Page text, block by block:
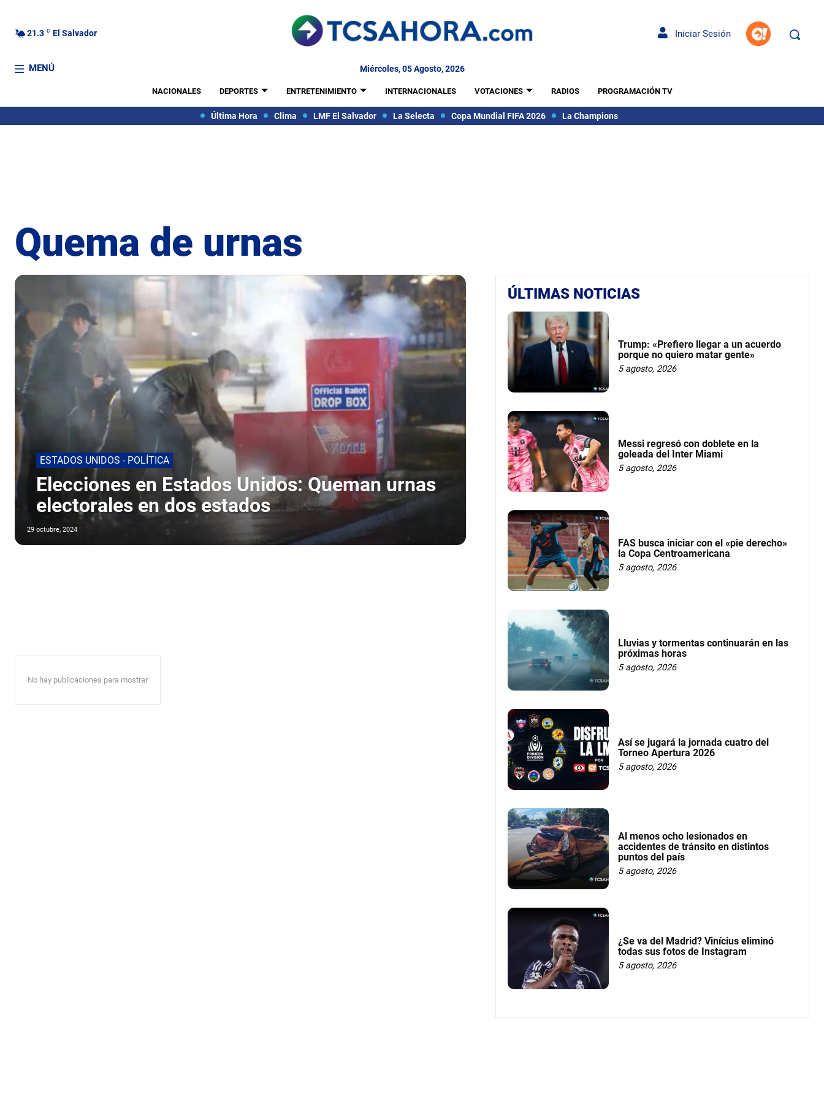
21.3 C El Salvador Iniciar Sesión
MENÚ Miércoles, 05 Agosto, 2026
NACIONALES DEPORTES ENTRETENIMIENTO INTERNACIONALES VOTACIONES RADIOS PROGRAMACIÓN TV
Última Hora Clima LMF El Salvador La Selecta Copa Mundial FIFA 2026 La Champions
Quema de urnas
ESTADOS UNIDOS - POLÍTICA
Elecciones en Estados Unidos: Queman urnas
electorales en dos estados
29 octubre, 2024
No hay publicaciones para mostrar
ÚLTIMAS NOTICIAS
Trump: «Prefiero llegar a un acuerdo
porque no quiero matar gente»
5 agosto, 2026
Messi regresó con doblete en la
goleada del Inter Miami
5 agosto, 2026
FAS busca iniciar con el «pie derecho»
la Copa Centroamericana
5 agosto, 2026
Lluvias y tormentas continuarán en las
próximas horas
5 agosto, 2026
Así se jugará la jornada cuatro del
Torneo Apertura 2026
5 agosto, 2026
Al menos ocho lesionados en
accidentes de tránsito en distintos
puntos del país
5 agosto, 2026
¿Se va del Madrid? Vinícius eliminó
todas sus fotos de Instagram
5 agosto, 2026